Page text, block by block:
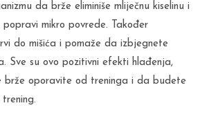
da brže eliminiše mliječnu kiselinu i
mikro povrede. Također
do mišića i pomaže da izbjegnete
Sve su ovo pozitivni efekti hlađenja,
brže oporavite od treninga i da budete